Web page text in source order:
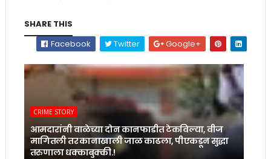
SHARE THIS
Facebook
Twitter Google+
CRIME STORY
आमदारांनी वाळेच्या दोन कानफाडीत टेकविल्या, वीज
मागितली तर कानाखाली जाळ काढला, पीएकडून सुद्धा
तरुणाला धक्काबुक्की.!